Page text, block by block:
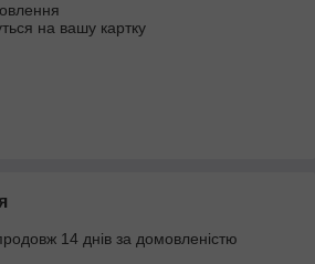
на вашу картку
14 днів за домовленістю